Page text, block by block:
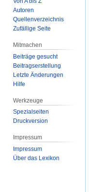
Autoren
Quellenverzeichnis
Zufällige Seite
Mitmachen
Beiträge gesucht
Beitragserstellung
Letzte Änderungen
Hilfe
Werkzeuge
Spezialseiten
Druckversion
Impressum
Impressum
Über das Lexikon